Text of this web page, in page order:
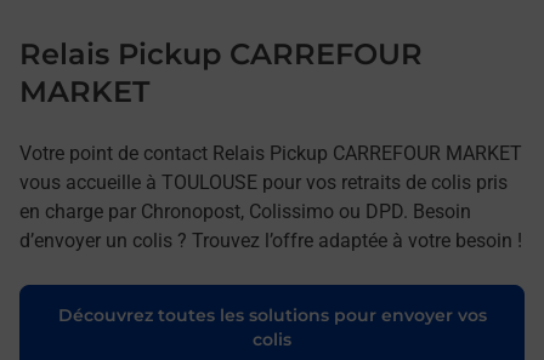
Relais Pickup CARREFOUR
MARKET
Votre point de contact Relais Pickup CARREFOUR MARKET
vous accueille à TOULOUSE pour vos retraits de colis pris
en charge par Chronopost, Colissimo ou DPD. Besoin
d’envoyer un colis ? Trouvez l’offre adaptée à votre besoin !
Découvrez toutes les solutions pour envoyer vos
colis